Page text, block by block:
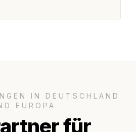
IN DEUTSCHLAND
EUROPA
für